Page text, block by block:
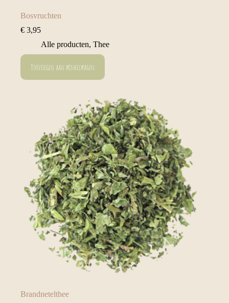
Bosvruchten
€ 3,95
Alle producten, Thee
Toevoegen aan winkelwagen
Brandnetelthee